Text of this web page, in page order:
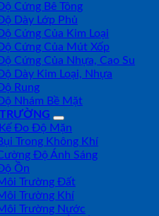
Cứng Bê Tông
Dày Lớp Phủ
Cứng Của Kim Loại
Cứng Của Mút Xốp
Cứng Của Nhựa, Cao Su
Dày Kim Loại, Nhựa
Rung
Nhám Bề Mặt
Đo Độ Mặn
Trong Không Khí
Độ Ánh Sáng
Ồn
Trường Đất
Trường Khí
Trường Nước